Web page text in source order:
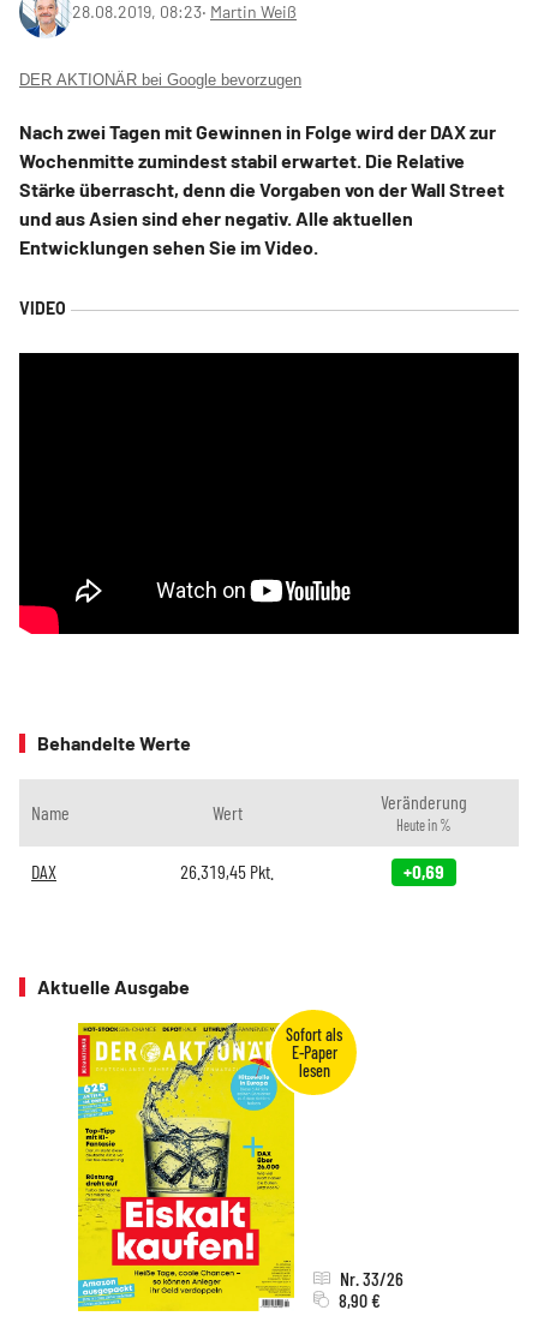
28.08.2019, 08:23‧ Martin Weiß
DER AKTIONÄR bei Google bevorzugen
Nach zwei Tagen mit Gewinnen in Folge wird der DAX zur
Wochenmitte zumindest stabil erwartet. Die Relative
Stärke überrascht, denn die Vorgaben von der Wall Street
und aus Asien sind eher negativ. Alle aktuellen
Entwicklungen sehen Sie im Video.
Behandelte Werte
Name Wert Veränderung
Heute in %
DAX 26.319,45 Pkt. +0,69
Aktuelle Ausgabe
Nr. 33/26
8,90 €